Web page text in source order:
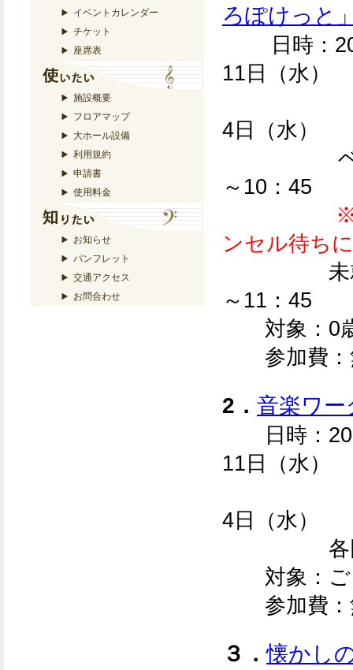
イベントカレンダー
チケット
座席表
施設概要
フロアマップ
大ホール設備
利用規約
申請書
使用料金
お知らせ
パンフレット
交通アクセス
お問合わせ
ろぽけっと
日時：
11日（水）
4日（水）
～10：45
ンセル待ち
未就園
～11：45
対象：0歳
参加費：
2． 音楽ワ
日時：
11日（水）
4日（水）
各回
対象：
参加費：
３．懐かし